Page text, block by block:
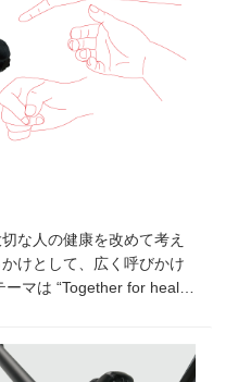
な人の健康を改めて考え
けとして、広く呼びかけ
マは “Together for healt
緒に日々の歩き方や歩く